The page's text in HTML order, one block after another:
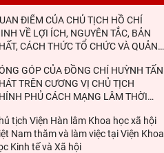
ĐIỂM CỦA CHỦ TỊCH HỒ CHÍ
VỀ LỢI ÍCH, NGUYÊN TẮC, BẢN
CÁCH THỨC TỔ CHỨC VÀ QUẢN…
GÓP CỦA ĐỒNG CHÍ HUỲNH TẤN
TRÊN CƯƠNG VỊ CHỦ TỊCH
PHỦ CÁCH MẠNG LÂM THỜI…
tịch Viện Hàn lâm Khoa học xã hội
Nam thăm và làm việc tại Viện Khoa
Kinh tế và Xã hội